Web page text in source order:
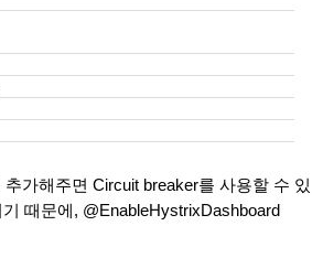
가해주면 Circuit breaker를 사용할 수 있
때문에, @EnableHystrixDashboard